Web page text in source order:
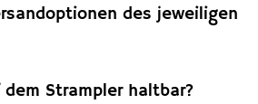
des jeweiligen
Strampler haltbar?